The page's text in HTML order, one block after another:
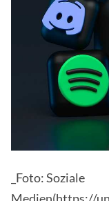
_Foto: Soziale